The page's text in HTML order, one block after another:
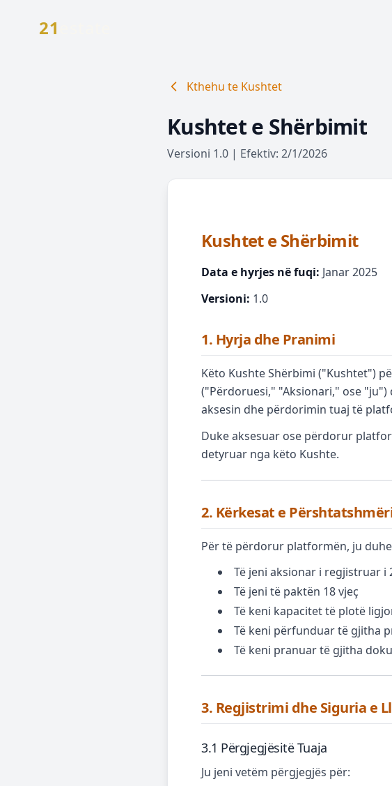
21
Kthehu te Kushtet
Kushtet e Shërbimit
Versioni 1.0 | Efektiv: 2/1/2026
Kushtet e Shërbimit
Data e hyrjes në fuqi: Janar 2025
Versioni: 1.0
1. Hyrja dhe Pranimi
Këto Kushte Shërbimi ("Kushtet")
("Përdoruesi," "Aksionari," ose "ju")
aksesin dhe përdorimin tuaj të
Duke aksesuar ose përdorur
detyruar nga këto Kushte.
2. Kërkesat e
Për të përdorur platformën, ju
Të jeni aksionar i regjistruar i
Të jeni të paktën 18 vjeç
Të keni kapacitet të plotë
Të keni përfunduar të gjitha
Të keni pranuar të gjitha
3. Regjistrimi dhe Siguria e
3.1 Përgjegjësitë Tuaja
Ju jeni vetëm përgjegjës për: